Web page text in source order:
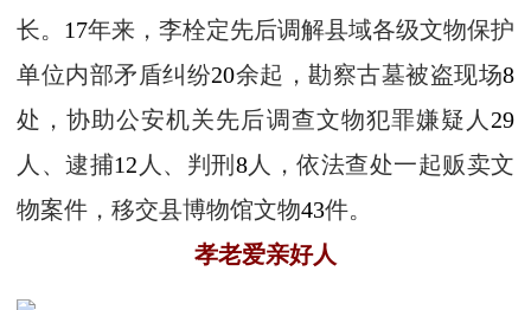
长。 17年来，李栓定先后调解县域各级文物保护
单位内部矛盾纠纷20余起，勘察古墓被盗现场8
处，协助公安机关先后调查文物犯罪嫌疑人29
人、逮捕12 人、判刑 8人，依法查处一起贩卖文
物案件，移交县博物馆文物43件。
孝老爱亲好人